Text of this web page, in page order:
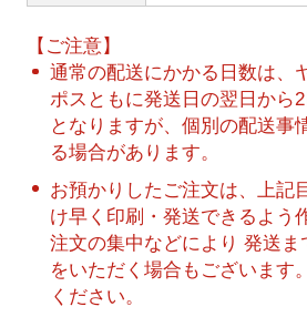
【ご注意】
通常の配送にかかる日数は、
ポスともに発送日の翌日から
となりますが、個別の配送事
る場合があります。
お預かりしたご注文は、上記
け早く印刷・発送できるよう
注文の集中などにより 発送ま
をいただく場合もございます
ください。